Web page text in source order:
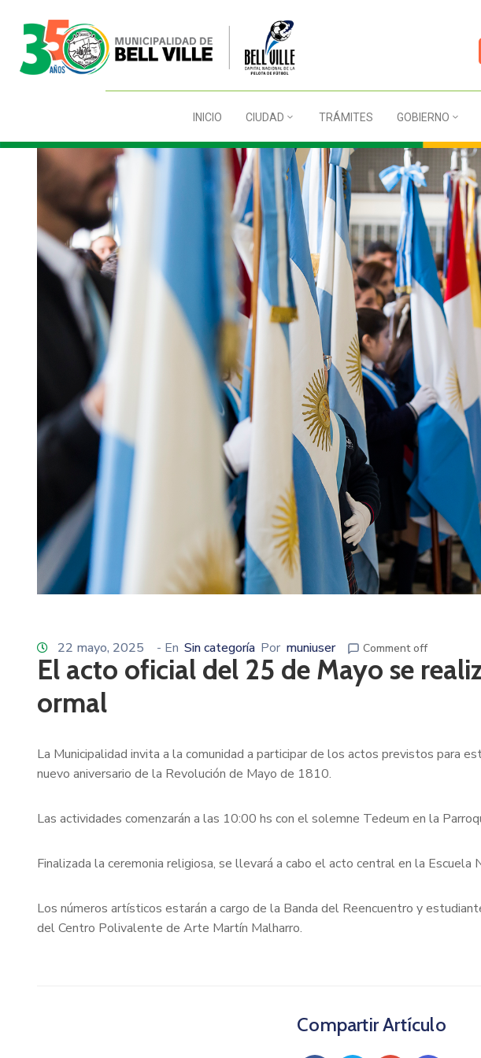
INICIO CIUDAD TRÁMITES GOBIERNO
22 mayo, 2025 - En Sin categoría Por muniuser Comment off
El acto oficial del 25 de Mayo se
ormal
La Municipalidad invita a la comunidad a participar de los actos previstos para
nuevo aniversario de la Revolución de Mayo de 1810.
Las actividades comenzarán a las 10:00 hs con el solemne Tedeum en la
Finalizada la ceremonia religiosa, se llevará a cabo el acto central en la Escuela
Los números artísticos estarán a cargo de la Banda del Reencuentro y
del Centro Polivalente de Arte Martín Malharro.
Compartir Artículo